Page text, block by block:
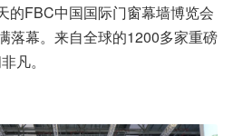
的FBC中国国际门窗幕墙博览会
落幕。来自全球的1200多家重磅
凡。